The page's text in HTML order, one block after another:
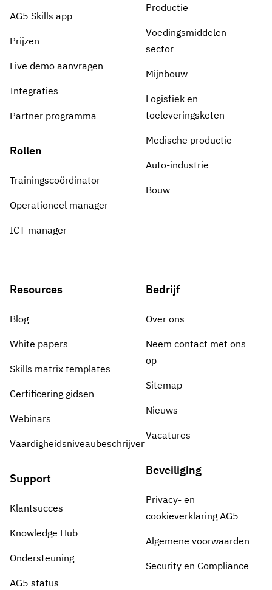
AG5 Skills app
Prijzen
Live demo aanvragen
Integraties
Partner programma
Rollen
Trainingscoördinator
Operationeel manager
ICT-manager
Productie
Voedingsmiddelen
sector
Mijnbouw
Logistiek en
toeleveringsketen
Medische productie
Auto-industrie
Bouw
Resources
Blog
White papers
Skills matrix templates
Certificering gidsen
Webinars
Vaardigheidsniveaubeschrijver
Support
Klantsucces
Knowledge Hub
Ondersteuning
AG5 status
Bedrijf
Over ons
Neem contact met ons
op
Sitemap
Nieuws
Vacatures
Beveiliging
Privacy- en
cookieverklaring AG5
Algemene voorwaarden
Security en Compliance